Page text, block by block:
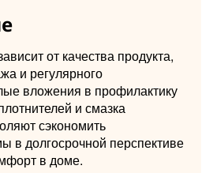
от качества продукта,
и регулярного
вложения в профилактику
и смазка
сэкономить
в долгосрочной перспективе
в доме.